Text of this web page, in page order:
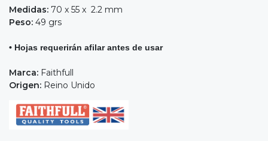
Medidas: 70 x 55 x 2.2 mm
Peso: 49 grs
• Hojas requerirán afilar antes de usar
Marca: Faithfull
Origen: Reino Unido